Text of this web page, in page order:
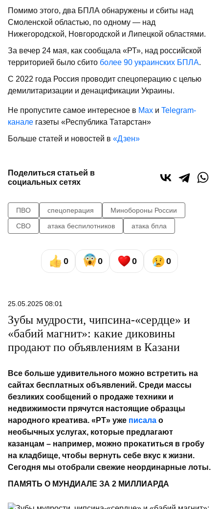
Помимо этого, два БПЛА обнаружены и сбиты над
Смоленской областью, по одному — над
Нижегородской, Новгородской и Липецкой областями.
За вечер 24 мая, как сообщала «РТ», над российской
территорией было сбито более 90 украинских БПЛА.
С 2022 года Россия проводит спецоперацию с целью
демилитаризации и денацификации Украины.
Не пропустите самое интересное в Max и Telegram-
канале газеты «Республика Татарстан»
Больше статей и новостей в «Дзен»
Поделиться статьей в
социальных сетях
ПВО спецоперация
Минобороны России
СВО
атака беспилотников атака бпла
0 0 0 0
25.05.2025 08:01
Зубы мудрости, чипсина-«сердце» и
«бабий магнит»: какие диковины
продают по объявлениям в Казани
Все больше удивительного можно встретить на
сайтах бесплатных объявлений. Среди массы
безликих сообщений о продаже техники и
недвижимости прячутся настоящие образцы
народного креатива. «РТ» уже писала о
необычных услугах, которые предлагают
казанцам – например, можно прокатиться в гробу
на кладбище, чтобы вернуть себе вкус к жизни.
Сегодня мы отобрали свежие неординарные лоты.
ПАМЯТЬ О МУНДИАЛЕ ЗА 2 МИЛЛИАРДА